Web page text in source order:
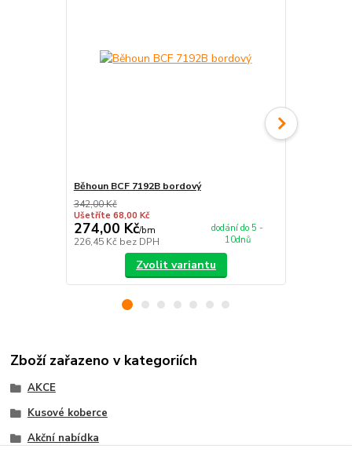
Běhoun BCF 7192B bordový
342,00 Kč
Ušetříte 68,00 Kč
274,00 Kč/bm
226,45 Kč bez DPH
dodání do 5 -
10dnů
Zvolit variantu
Zboží zařazeno v kategoriích
AKCE
Kusové koberce
Akční nabídka